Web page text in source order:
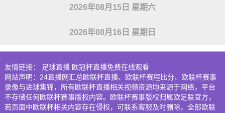
2026年08月15日 星期六
2026年08月16日 星期日
友情链接： 足球直播 欧冠杯直播免费在线观看
网站声明：24直播网汇总欧联杯直播、欧联杯赛程比分、欧联杯赛事
录像与进球集锦，所有欧联杯直播相关视频资源均来源于网络，平台
不存储任何欧联杯赛事版权内容。欧联杯赛事版权归属欧足联官方，
若页面中欧联杯相关内容存在侵权，可联系客服及时删除，全部欧联